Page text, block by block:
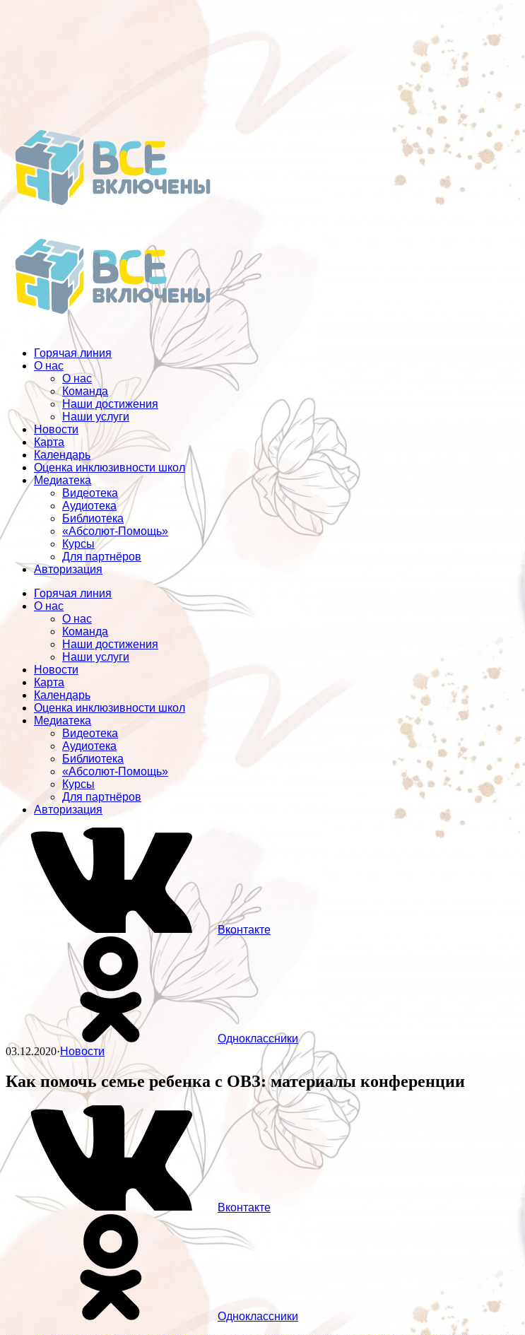
Горячая линия
О нас
О нас
Команда
Наши достижения
Наши услуги
Новости
Карта
Календарь
Оценка инклюзивности школ
Медиатека
Видеотека
Аудиотека
Библиотека
«Абсолют-Помощь»
Курсы
Для партнёров
Авторизация
Горячая линия
О нас
О нас
Команда
Наши достижения
Наши услуги
Новости
Карта
Календарь
Оценка инклюзивности школ
Медиатека
Видеотека
Аудиотека
Библиотека
«Абсолют-Помощь»
Курсы
Для партнёров
Авторизация
Вконтакте
Одноклассники
03.12.2020·Новости
Как помочь семье ребенка с ОВЗ: материалы конференции
Вконтакте
Одноклассники